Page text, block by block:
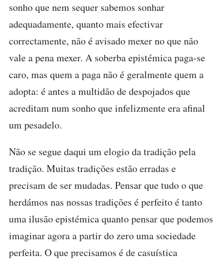
sonho que nem sequer sabemos sonhar
adequadamente, quanto mais efectivar
correctamente, não é avisado mexer no que não
vale a pena mexer. A soberba epistémica paga-se
caro, mas quem a paga não é geralmente quem a
adopta: é antes a multidão de despojados que
acreditam num sonho que infelizmente era afinal
um pesadelo.
Não se segue daqui um elogio da tradição pela
tradição. Muitas tradições estão erradas e
precisam de ser mudadas. Pensar que tudo o que
herdámos nas nossas tradições é perfeito é tanto
uma ilusão epistémica quanto pensar que podemos
imaginar agora a partir do zero uma sociedade
perfeita. O que precisamos é de casuística